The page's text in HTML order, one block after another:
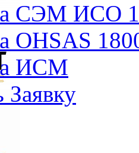
СЭМ ИСО
OHSAS
ИСМ